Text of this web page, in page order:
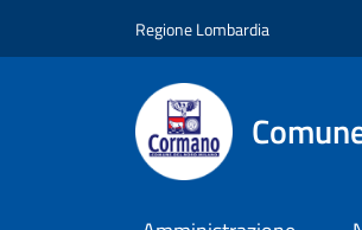
Regione Lombardia